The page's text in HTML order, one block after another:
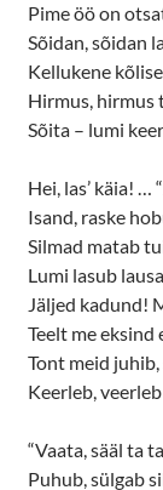
w
w
i
n
d
o
w
)
e
w
w
i
n
d
o
w
)
Pime öö on
Sõidan, sõidan
Kellukene
Hirmus, hirmus
Sõita – lumi
Hei, las’ käia! …
Isand, raske
Silmad matab
Lumi lasub
Jäljed kadund!
Teelt me eksind
Tont meid juhib,
Keerleb,
“Vaata, sääl ta
Puhub, sülgab